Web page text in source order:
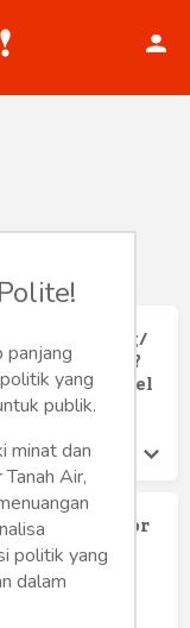
Kirim Barang/
Jaksel?
Lion Parcel
Debt Collector
Nasabah
panjang
yang
publik.
minat dan
Air,
politik yang
dalam